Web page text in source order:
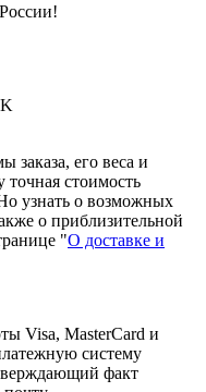
заказа, его веса и
точная стоимость
узнать о возможных
о приблизительной
"О доставке и
Visa, MasterCard и
систему
факт